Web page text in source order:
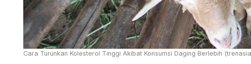
Cara Turunkan Kolesterol Tinggi Akibat Konsumsi Daging Berlebih